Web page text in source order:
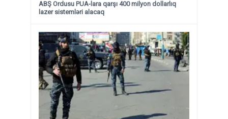
ABŞ Ordusu PUA-lara qarşı 400 milyon dollarlıq
lazer sistemləri alacaq